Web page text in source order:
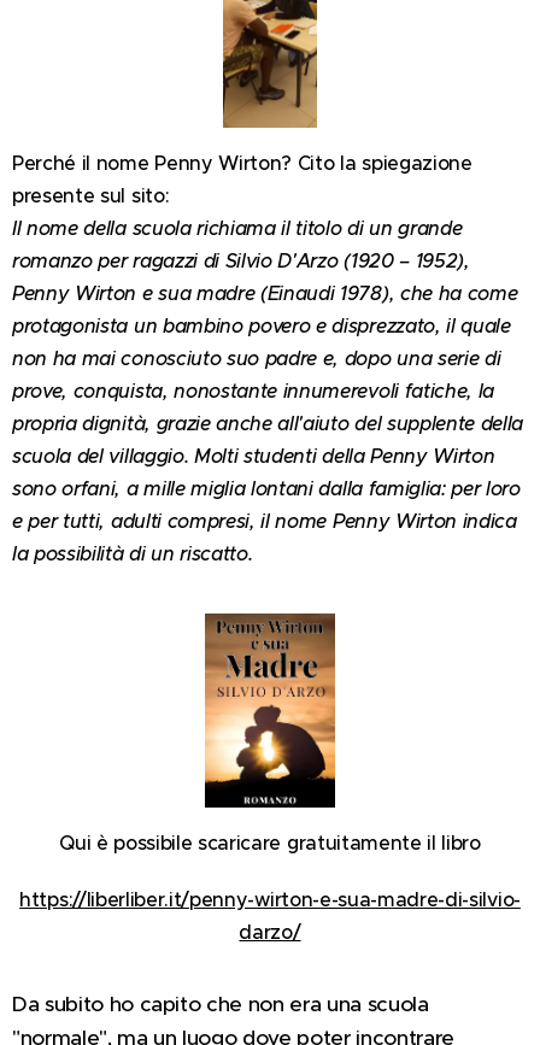
Perché il nome Penny Wirton? Cito la spiegazione
presente sul sito:
Il nome della scuola richiama il titolo di un grande
romanzo per ragazzi di Silvio D'Arzo (1920 – 1952),
Penny Wirton e sua madre (Einaudi 1978), che ha come
protagonista un bambino povero e disprezzato, il quale
non ha mai conosciuto suo padre e, dopo una serie di
prove, conquista, nonostante innumerevoli fatiche, la
propria dignità, grazie anche all'aiuto del supplente della
scuola del villaggio. Molti studenti della Penny Wirton
sono orfani, a mille miglia lontani dalla famiglia: per loro
e per tutti, adulti compresi, il nome Penny Wirton indica
la possibilità di un riscatto.
Qui è possibile scaricare gratuitamente il libro
https://liberliber.it/penny-wirton-e-sua-madre-di-silvio-
darzo/
Da subito ho capito che non era una scuola
"normale", ma un luogo dove poter incontrare